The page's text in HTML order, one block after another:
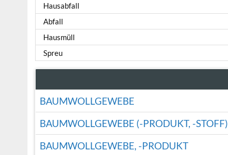
Hausabfall
Abfall
Hausmüll
Spreu
BAUMWOLLGEWEBE
BAUMWOLLGEWEBE (-PRODUKT, -STOFF)
BAUMWOLLGEWEBE, -PRODUKT